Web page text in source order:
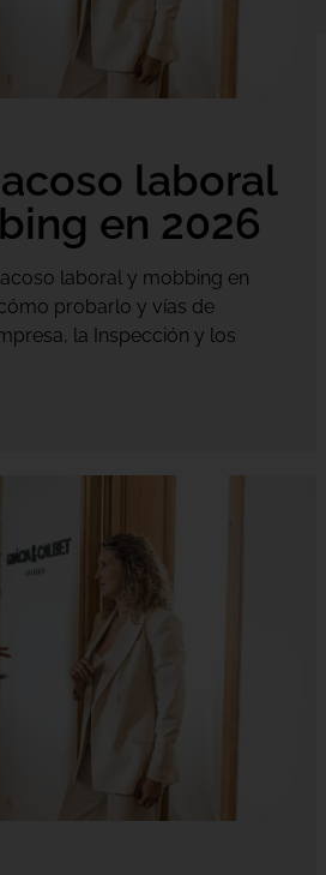
laboral
en 2026
laboral y mobbing en
probarlo y vías de
la Inspección y los